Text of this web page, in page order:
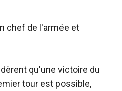
chef de l'armée et
qu'une victoire du
tour est possible,